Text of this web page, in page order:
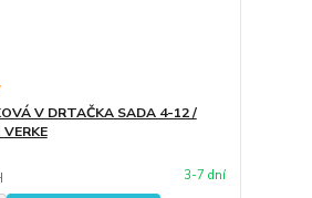
V DRTAČKA SADA 4-12 /
3-7 dní